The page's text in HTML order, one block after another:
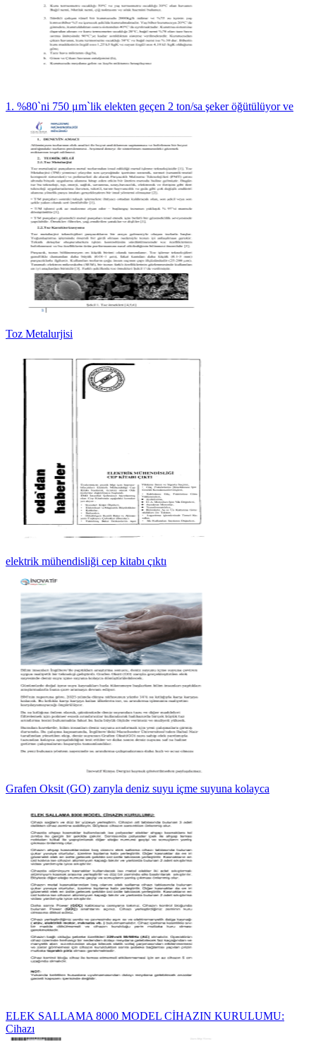
1. %80`ni 750 μm`lik elekten geçen 2 ton/sa şeker öğütülüyor ve
Toz Metalurjisi
elektrik mühendisliği cep kitabı çıktı
Grafen Oksit (GO) zarıyla deniz suyu içme suyuna kolayca
ELEK SALLAMA 8000 MODEL CİHAZIN KURULUMU:
Cihazı